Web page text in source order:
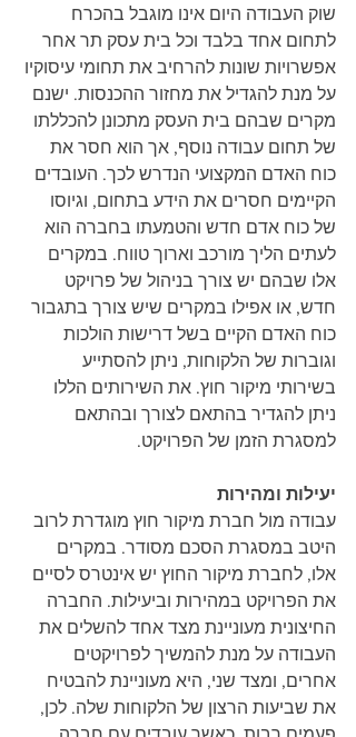
שוק העבודה היום אינו מוגבל בהכרח
לתחום אחד בלבד וכל בית עסק תר אחר
אפשרויות שונות להרחיב את תחומי עיסוקיו
על מנת להגדיל את מחזור ההכנסות. ישנם
מקרים שבהם בית העסק מתכונן להכללתו
של תחום עבודה נוסף, אך הוא חסר את
כוח האדם המקצועי הנדרש לכך. העובדים
הקיימים חסרים את הידע בתחום, וגיוסו
של כוח אדם חדש והטמעתו בחברה הוא
לעתים הליך מורכב וארוך טווח. במקרים
אלו שבהם יש צורך בניהול של פרויקט
חדש, או אפילו במקרים שיש צורך בתגבור
כוח האדם הקיים בשל דרישות הולכות
וגוברות של הלקוחות, ניתן להסתייע
בשירותי מיקור חוץ. את השירותים הללו
ניתן להגדיר בהתאם לצורך ובהתאם
למסגרת הזמן של הפרויקט.
יעילות ומהירות
עבודה מול חברת מיקור חוץ מוגדרת לרוב
היטב במסגרת הסכם מסודר. במקרים
אלו, לחברת מיקור החוץ יש אינטרס לסיים
את הפרויקט במהירות וביעילות. החברה
החיצונית מעוניינת מצד אחד להשלים את
העבודה על מנת להמשיך לפרויקטים
אחרים, ומצד שני, היא מעוניינת להבטיח
את שביעות הרצון של הלקוחות שלה. לכן,